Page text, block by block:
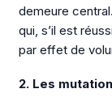
demeure
qui, s’il est
par effet de
2. Les